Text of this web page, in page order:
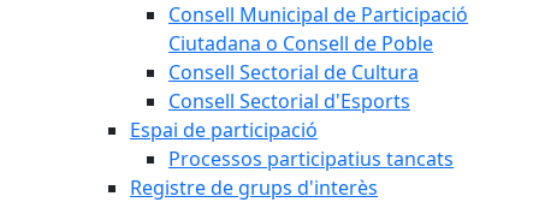
Consell Municipal de Participació
Ciutadana o Consell de Poble
Consell Sectorial de Cultura
Consell Sectorial d'Esports
Espai de participació
Processos participatius tancats
Registre de grups d'interès